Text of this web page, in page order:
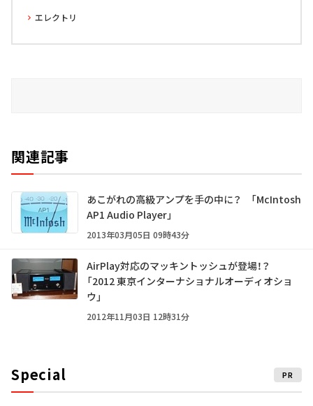
エレクトリ
関連記事
あこがれの高級アンプを手の中に？ 「McIntosh
AP1 Audio Player」
2013年03月05日 09時43分
AirPlay対応のマッキントッシュが登場！？
「2012 東京インターナショナルオーディオショ
ウ」
2012年11月03日 12時31分
Special PR